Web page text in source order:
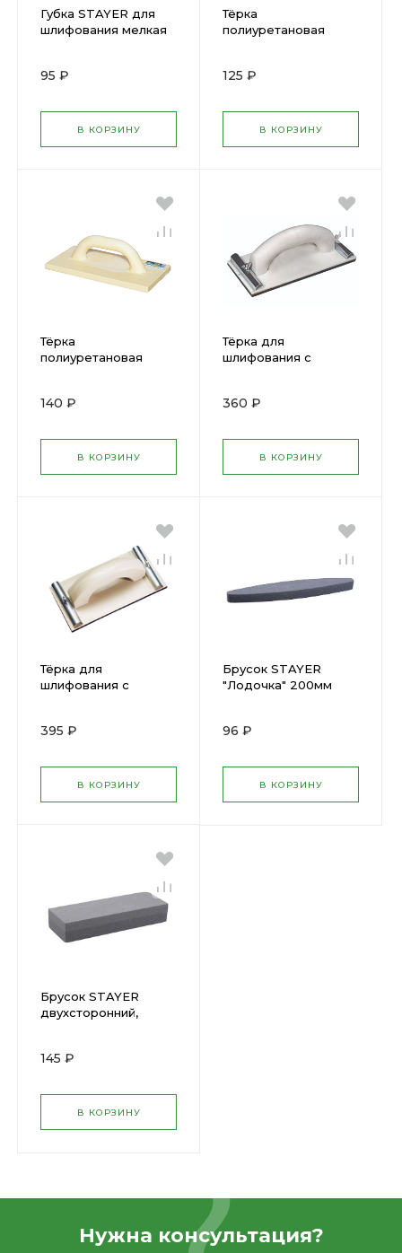
Губка STAYER для
шлифования мелкая
95 ₽
В КОРЗИНУ
Тёрка
полиуретановая
125 ₽
В КОРЗИНУ
Тёрка
полиуретановая
140 ₽
В КОРЗИНУ
Тёрка для
шлифования с
360 ₽
В КОРЗИНУ
Тёрка для
шлифования с
395 ₽
В КОРЗИНУ
Брусок STAYER
"Лодочка" 200мм
96 ₽
В КОРЗИНУ
Брусок STAYER
двухсторонний,
145 ₽
В КОРЗИНУ
Нужна консультация?